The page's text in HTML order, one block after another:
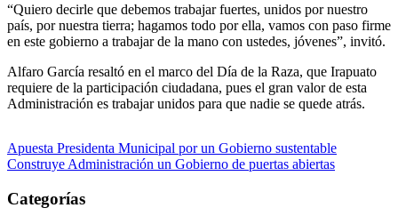
“Quiero decirle que debemos trabajar fuertes, unidos por nuestro
país, por nuestra tierra; hagamos todo por ella, vamos con paso firme
en este gobierno a trabajar de la mano con ustedes, jóvenes”, invitó.
Alfaro García resaltó en el marco del Día de la Raza, que Irapuato
requiere de la participación ciudadana, pues el gran valor de esta
Administración es trabajar unidos para que nadie se quede atrás.
Navegación
de
entradas
Apuesta Presidenta Municipal por un Gobierno sustentable
Construye Administración un Gobierno de puertas abiertas
Categorías